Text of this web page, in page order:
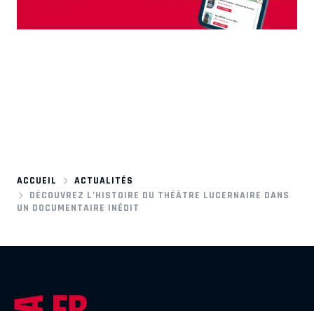
ACCUEIL
ACTUALITÉS
DÉCOUVREZ L’HISTOIRE DU THÉÂTRE LUCERNAIRE DANS
UN DOCUMENTAIRE INÉDIT